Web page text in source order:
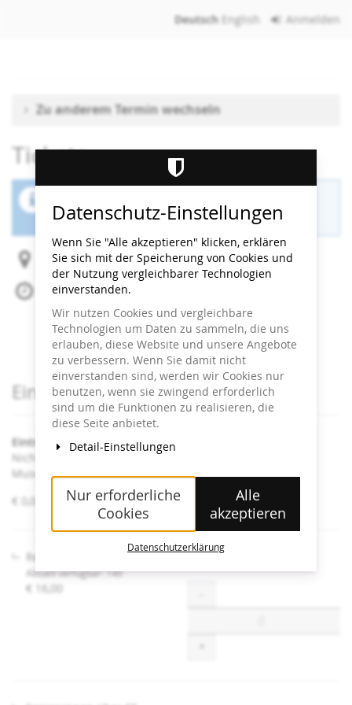
Deutsch English Anmelden
Zu anderem Termin wechseln
Tickets
ist beendet.
Heidi Horten Collection
Mi, 12. Februar 2025
Beginn:
15:00 Uhr
Ende:15:30Uhr
Zum Kalender hinzufügen
Produkte
Eintrittskarten
Eintritt Heidi Horten Collection
Nicht angeführte Ermäßigungen sind an der Kassa im
Museum erhältlich.
von
€ 0,00 – € 16,00
Regulär
Aktuell verfügbar: 140
€ 16,00
Datenschutz-Einstellungen
Wenn Sie "Alle akzeptieren" klicken, erklären
Sie sich mit der Speicherung von Cookies und
der Nutzung vergleichbarer Technologien
einverstanden.
Wir nutzen Cookies und vergleichbare
Technologien um Daten zu sammeln, die uns
erlauben, diese Website und unsere Angebote
zu verbessern. Wenn Sie damit nicht
einverstanden sind, werden wir Cookies nur
benutzen, wenn sie zwingend erforderlich
sind um die Funktionen zu realisieren, die
diese Seite anbietet.
Detail-Einstellungen
Nur erforderliche
Cookies
Alle
akzeptieren
Datenschutzerklärung